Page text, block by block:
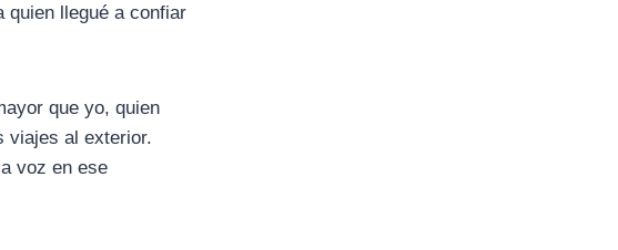
quien llegué a confiar
que yo, quien
viajes al exterior.
voz en ese